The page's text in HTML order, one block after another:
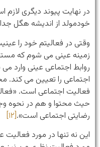
در نهایت پیوند دیگری
خودمولد از اندیشه هگل
وقتی در فعالیتم خود را
زمینه عینی می شوم که
روابط اجتماعی عینی وارد
اجتماعی را تعیین می
حیث محتوا و هم در نحوه
رضایتی اجتماعی است».[۱۲]
این نه تنها در مورد